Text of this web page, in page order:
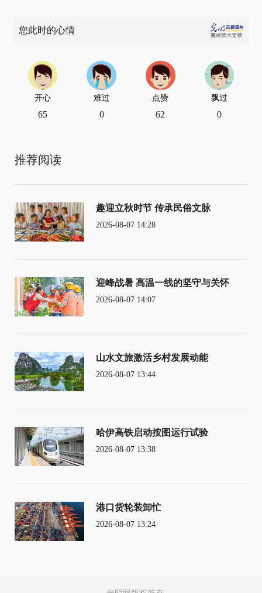
您此时的心情
开心
65
难过
0
点赞
62
飘过
0
推荐阅读
趣迎立秋时节 传承民俗文脉
2026-08-07 14:28
迎峰战暑 高温一线的坚守与关怀
2026-08-07 14:07
山水文旅激活乡村发展动能
2026-08-07 13:44
哈伊高铁启动按图运行试验
2026-08-07 13:38
港口货轮装卸忙
2026-08-07 13:24